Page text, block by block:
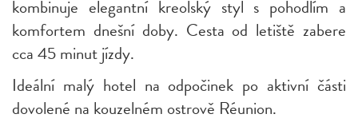
kombinuje elegantní kreolský styl s pohodlím a
komfortem dnešní doby. Cesta od letiště zabere
cca 45 minut jízdy.
Ideální malý hotel na odpočinek po aktivní části
dovolené na kouzelném ostrově Réunion.